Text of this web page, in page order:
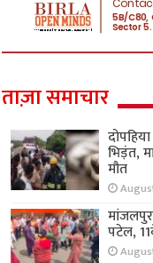
ताज़ा समाचार
भिड़ंत,
मौत
पटेल,